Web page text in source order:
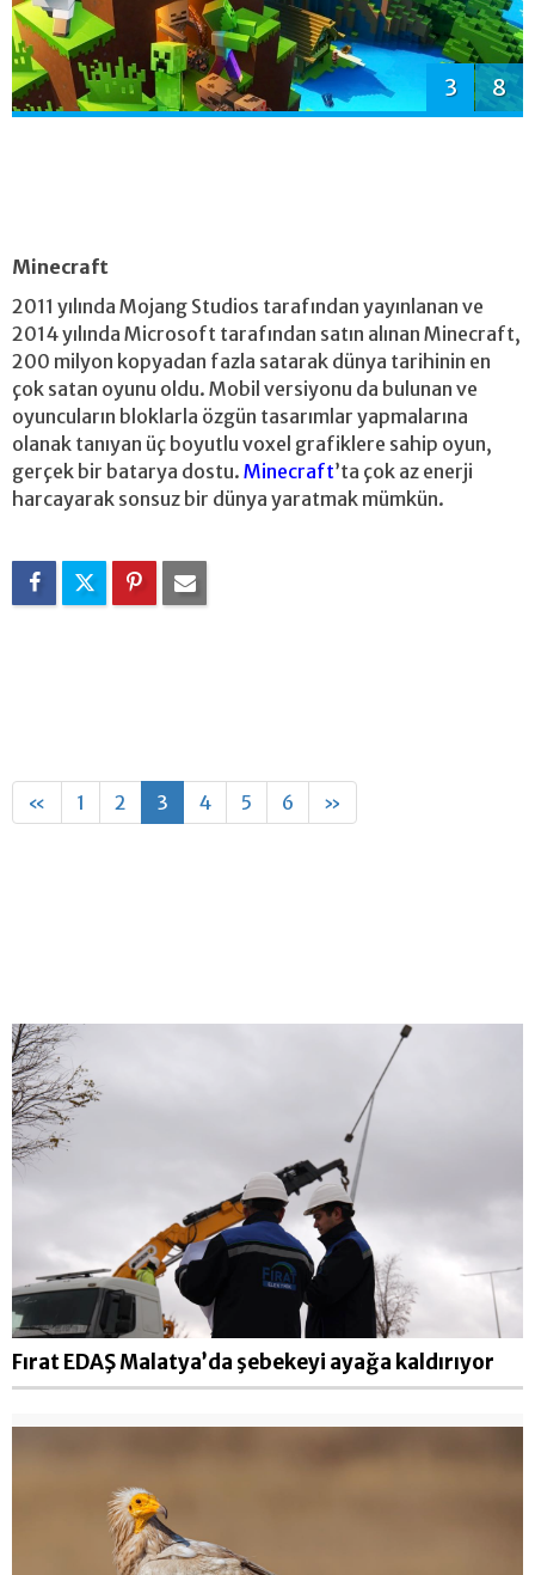
3 8
Minecraft
2011 yılında Mojang Studios tarafından yayınlanan ve
2014 yılında Microsoft tarafından satın alınan Minecraft,
200 milyon kopyadan fazla satarak dünya tarihinin en
çok satan oyunu oldu. Mobil versiyonu da bulunan ve
oyuncuların bloklarla özgün tasarımlar yapmalarına
olanak tanıyan üç boyutlu voxel grafiklere sahip oyun,
gerçek bir batarya dostu. Minecraft’ta çok az enerji
harcayarak sonsuz bir dünya yaratmak mümkün.
« 1 2 3 4 5 6 »
Fırat EDAŞ Malatya’da şebekeyi ayağa kaldırıyor